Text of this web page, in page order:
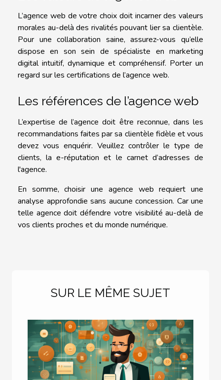
L’agence web de votre choix doit incarner des valeurs
morales au-delà des rivalités pouvant lier sa clientèle.
Pour une collaboration saine, assurez-vous qu’elle
dispose en son sein de spécialiste en marketing
digital intuitif, dynamique et compréhensif. Porter un
regard sur les certifications de l’agence web.
Les références de l’agence web
L’expertise de l’agence doit être reconnue, dans les
recommandations faites par sa clientèle fidèle et vous
devez vous enquérir. Veuillez contrôler le type de
clients, la e-réputation et le carnet d’adresses de
l'agence.
En somme, choisir une agence web requiert une
analyse approfondie sans aucune concession. Car une
telle agence doit défendre votre visibilité au-delà de
vos clients proches et du monde numérique.
SUR LE MÊME SUJET